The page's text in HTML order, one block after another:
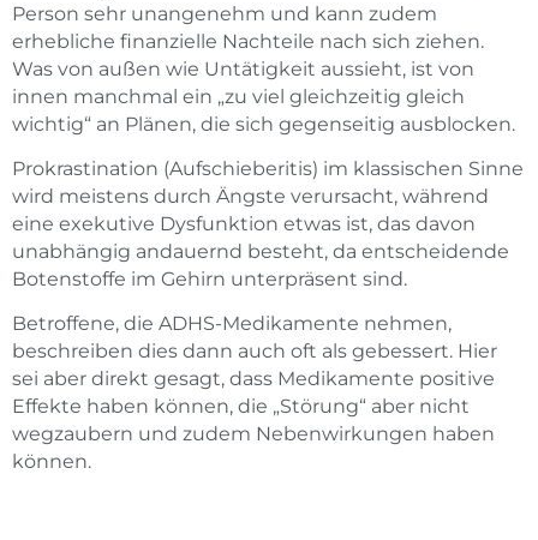
Person sehr unangenehm und kann zudem
erhebliche finanzielle Nachteile nach sich ziehen.
Was von außen wie Untätigkeit aussieht, ist von
innen manchmal ein „zu viel gleichzeitig gleich
wichtig“ an Plänen, die sich gegenseitig ausblocken.
Prokrastination (Aufschieberitis) im klassischen Sinne
wird meistens durch Ängste verursacht, während
eine exekutive Dysfunktion etwas ist, das davon
unabhängig andauernd besteht, da entscheidende
Botenstoffe im Gehirn unterpräsent sind.
Betroffene, die ADHS-Medikamente nehmen,
beschreiben dies dann auch oft als gebessert. Hier
sei aber direkt gesagt, dass Medikamente positive
Effekte haben können, die „Störung“ aber nicht
wegzaubern und zudem Nebenwirkungen haben
können.